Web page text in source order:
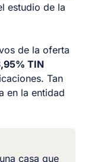
estudio de la
de la oferta
TIN
Tan
en la entidad
casa que